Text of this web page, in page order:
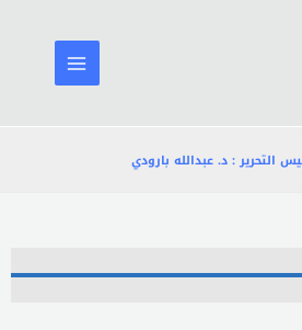
التحرير : د. عبدالله بارودي